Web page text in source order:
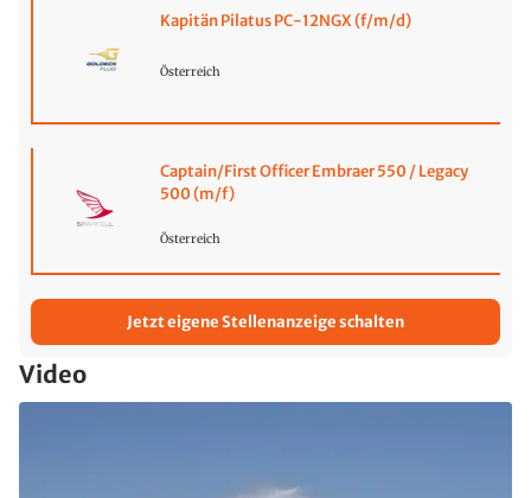
Kapitän Pilatus PC-12NGX (f/m/d)
Österreich
Captain/First Officer Embraer 550 / Legacy
500 (m/f)
Österreich
Jetzt eigene Stellenanzeige schalten
Video